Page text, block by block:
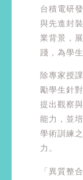
台積電研
與先進封
業背景，
踐，為學
除專家授
勵學生針
提出觀察
能力，並
學術訓練
力。
「異質整